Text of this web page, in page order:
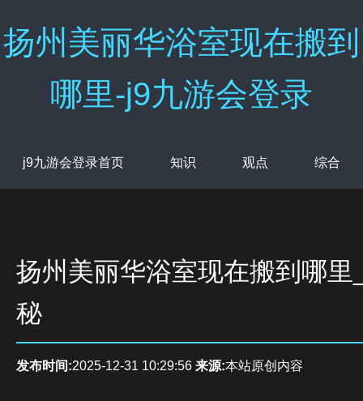
扬州美丽华浴室现在搬到
哪里-j9九游会登录
j9九游会登录首页 知识 观点 综合
扬州美丽华浴室现在搬到哪里
秘
发布时间:2025-12-31 10:29:56 来源:本站原创内容